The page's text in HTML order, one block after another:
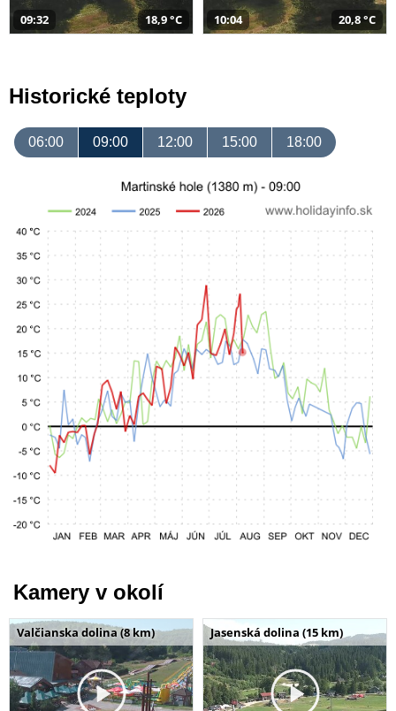
09:32 18,9 °C 10:04 20,8 °C
Historické teploty
06:00 09:00 12:00 15:00 18:00
Kamery v okolí
Valčianska dolina (8 km) Jasenská dolina (15 km)